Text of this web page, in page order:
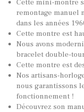
Cette mini-montre
remontage manuel
dans les années
Cette montre est
Nous avons
bracelet double-
Cette montre est
Nos artisans-
nous garantissons
fonctionnement !
Découvrez son